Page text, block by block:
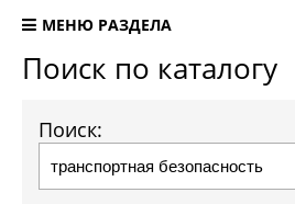
МЕНЮ РАЗДЕЛА
Поиск по каталогу
Поиск: